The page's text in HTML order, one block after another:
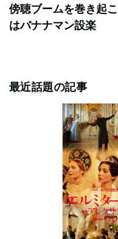
傍聴ブームを巻き起
はバナナマン設楽
最近話題の記事